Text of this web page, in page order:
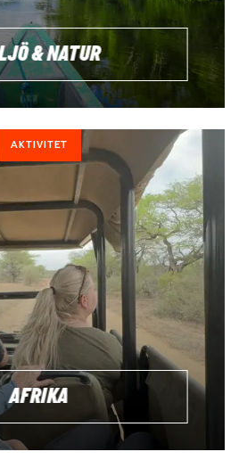
vi hjälper dig ha full koll!
resbudget och ser till att du har
att täcka kostnaderna för din resa
plats. Vill du resa vidare sen? Då
så du får ut det mesta av ditt
är det väldigt värdefullt att ta
upplevelse och utvärdera hur
och samhället.
BLI VOLONTÄR
och drivs av lokala icke-
Det viktigaste är att du har
är villig att hugga i.
krav på att kunna något annat
& NATUR
AKTIVITET
AFRIKA